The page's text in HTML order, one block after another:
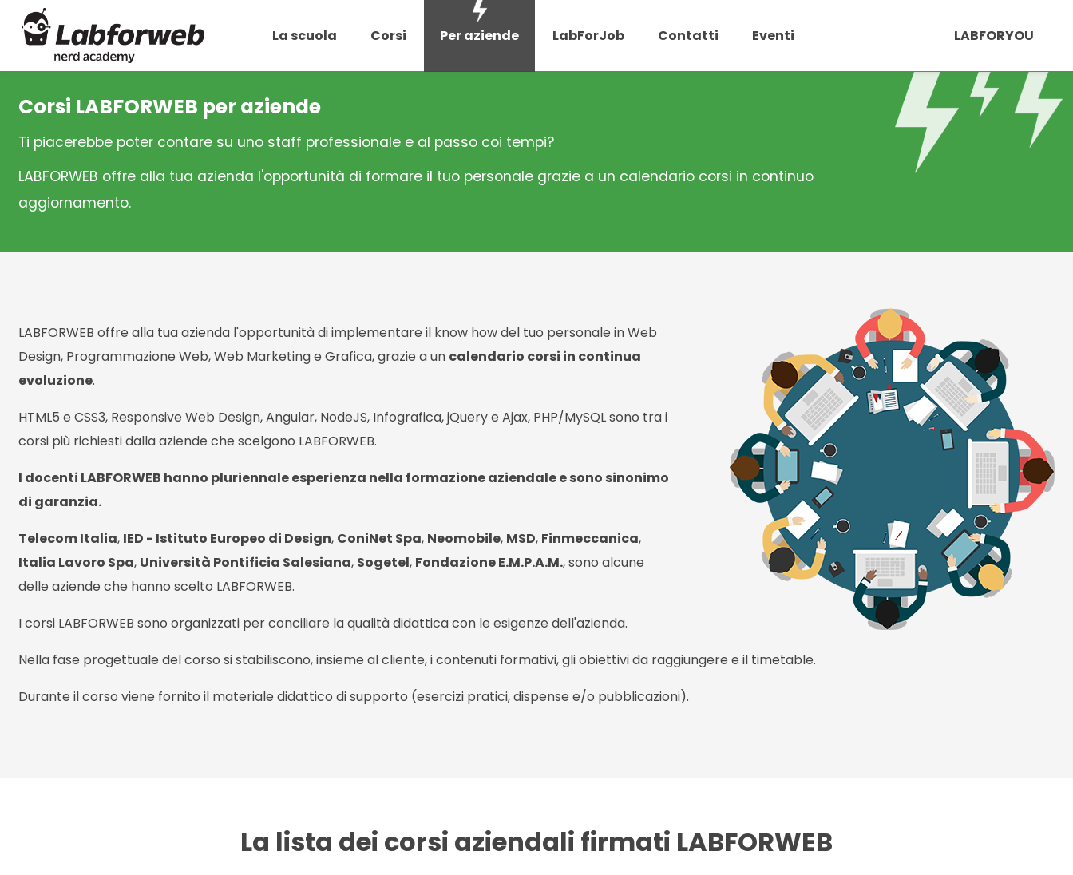
La scuola Corsi Per aziende LabForJob Contatti Eventi LABFORYOU
Corsi LABFORWEB per aziende
Ti piacerebbe poter contare su uno staff professionale e al passo coi tempi?
LABFORWEB offre alla tua azienda l'opportunità di formare il tuo personale grazie a un calendario corsi in continuo
aggiornamento.
LABFORWEB offre alla tua azienda l'opportunità di implementare il know how del tuo personale in Web
Design, Programmazione Web, Web Marketing e Grafica, grazie a un calendario corsi in continua
evoluzione.
HTML5 e CSS3, Responsive Web Design, Angular, NodeJS, Infografica, jQuery e Ajax, PHP/MySQL sono tra i
corsi più richiesti dalla aziende che scelgono LABFORWEB.
I docenti LABFORWEB hanno pluriennale esperienza nella formazione aziendale e sono sinonimo
di garanzia.
Telecom Italia, IED - Istituto Europeo di Design, ConiNet Spa, Neomobile, MSD, Finmeccanica,
Italia Lavoro Spa, Università Pontificia Salesiana, Sogetel, Fondazione E.M.P.A.M., sono alcune
delle aziende che hanno scelto LABFORWEB.
I corsi LABFORWEB sono organizzati per conciliare la qualità didattica con le esigenze dell'azienda.
Nella fase progettuale del corso si stabiliscono, insieme al cliente, i contenuti formativi, gli obiettivi da raggiungere e il timetable.
Durante il corso viene fornito il materiale didattico di supporto (esercizi pratici, dispense e/o pubblicazioni).
La lista dei corsi aziendali firmati LABFORWEB